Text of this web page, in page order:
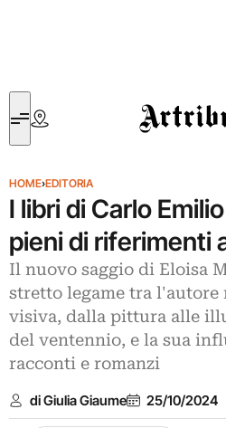
Artribune
HOME›EDITORIA
I libri di Carlo
pieni di riferimenti
Il nuovo saggio di Eloisa
stretto legame tra l'autore
visiva, dalla pittura alle
del ventennio, e la sua
racconti e romanzi
di Giulia Giaume 25/10/2024